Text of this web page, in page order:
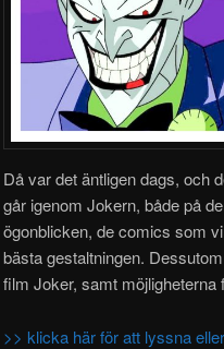
Då var det äntligen dags, och
går igenom Jokern, både på
ögonblicken, de comics som
bästa gestaltningen.
film Joker, samt möjligheterna
>> klicka här för att lyssna